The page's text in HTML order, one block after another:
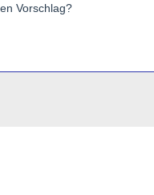
schon. Stickstoffdünger
Vorschlag?